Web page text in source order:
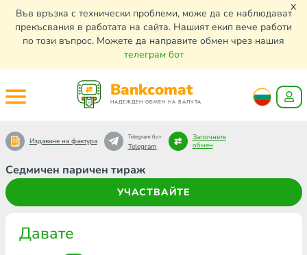
Във връзка с технически проблеми, може да се наблюдават
прекъсвания в работата на сайта. Нашият екип вече работи
по този въпрос. Можете да направите обмен чрез нашия
телеграм бот
x
Bankcomat
НАДЕЖДЕН ОБМЕН НА ВАЛУТА
Седмичен паричен тираж
УЧАСТВАЙТЕ
Издаване на фактура Telegram бот
Telegram
Започнете
обмен
Давате